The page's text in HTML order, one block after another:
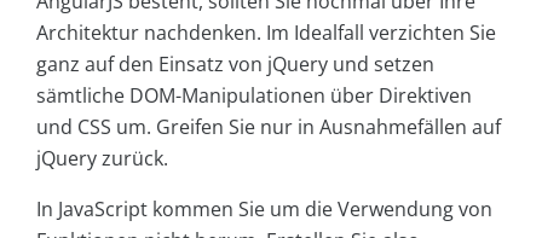
Architektur nachdenken. Im Idealfall verzichten Sie
ganz auf den Einsatz von jQuery und setzen
sämtliche DOM-Manipulationen über Direktiven
und CSS um. Greifen Sie nur in Ausnahmefällen auf
jQuery zurück.
In JavaScript kommen Sie um die Verwendung von